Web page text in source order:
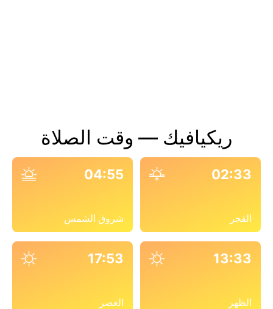
ريكيافيك — وقت الصلاة
02:33
الفجر
04:55
شروق الشمس
13:33
الظهر
17:53
العصر